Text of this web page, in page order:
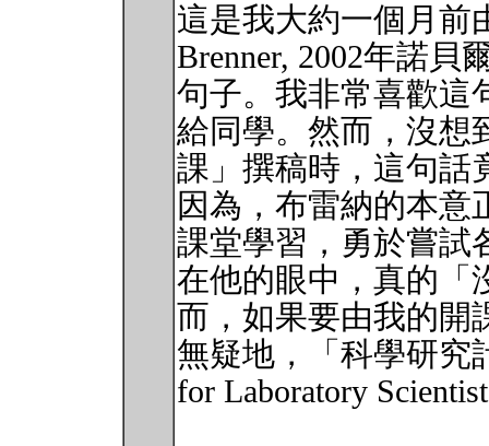
這是我大約一個月前
Brenner, 2002年諾貝
句子。我非常喜歡這
給同學。然而，沒想
課」撰稿時，這句話
因為，布雷納的本意
課堂學習，勇於嘗試
在他的眼中，真的「
而，如果要由我的開
無疑地，「科學研究
for Laboratory